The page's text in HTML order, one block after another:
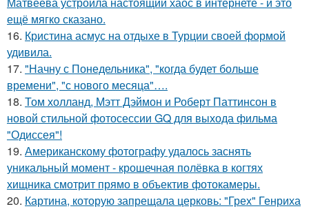
ещё мягко сказано.
16. Кристина асмус на отдыхе в Турции своей формой
удивила.
17. "Начну с Понедельника", "когда будет больше
времени", "с нового месяца"….
18. Том холланд, Мэтт Дэймон и Роберт Паттинсон в
новой стильной фотосессии GQ для выхода фильма
"Одиссея"!
19. Американскому фотографу удалось заснять
уникальный момент - крошечная полёвка в когтях
хищника смотрит прямо в объектив фотокамеры.
20. Картина, которую запрещала церковь: "Грех" Генриха